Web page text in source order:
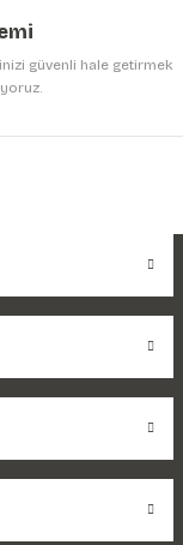
güvenli hale getirmek